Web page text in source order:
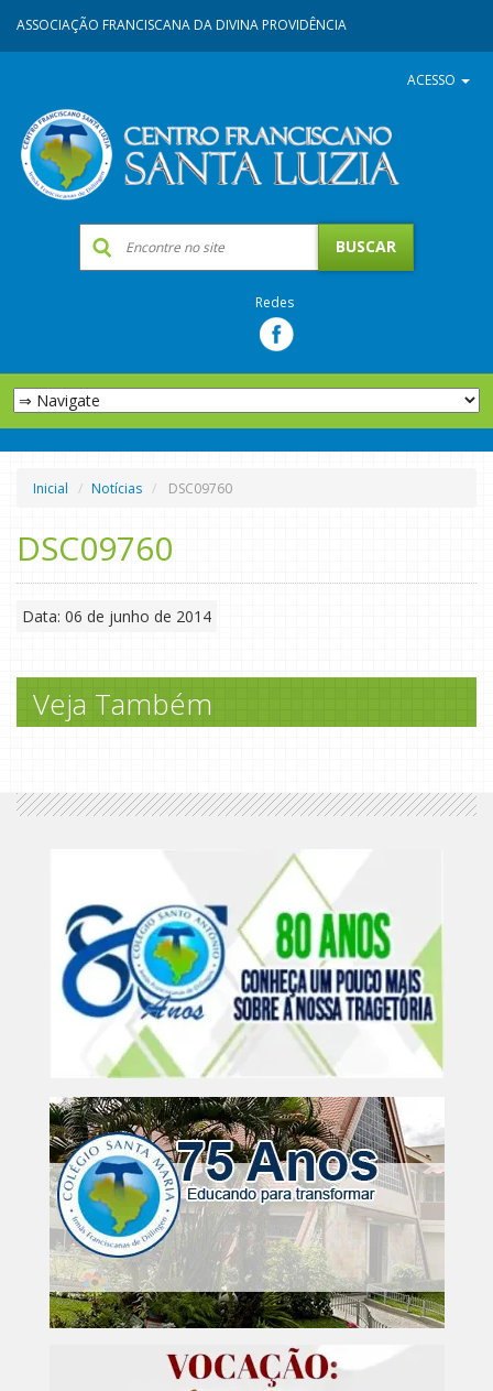
ASSOCIAÇÃO FRANCISCANA DA DIVINA PROVIDÊNCIA
ACESSO
Redes
Inicial Notícias DSC09760
DSC09760
Data: 06 de junho de 2014
Veja Também